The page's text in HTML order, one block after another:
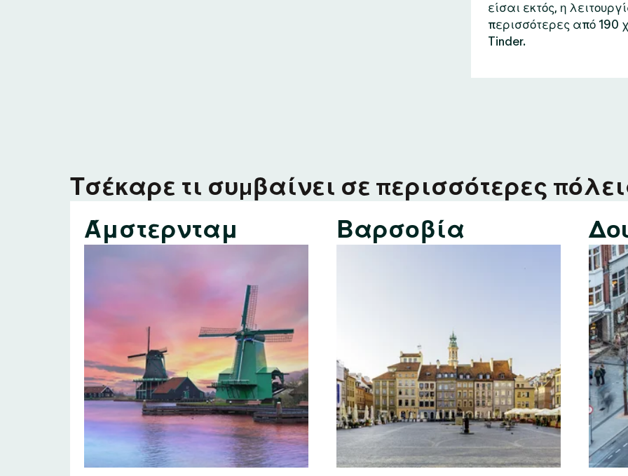
είσαι εκτός, η
περισσότερες από 190
Tinder.
Τσέκαρε τι συμβαίνει σε περισσότερες
Άμστερνταμ
Βαρσοβία